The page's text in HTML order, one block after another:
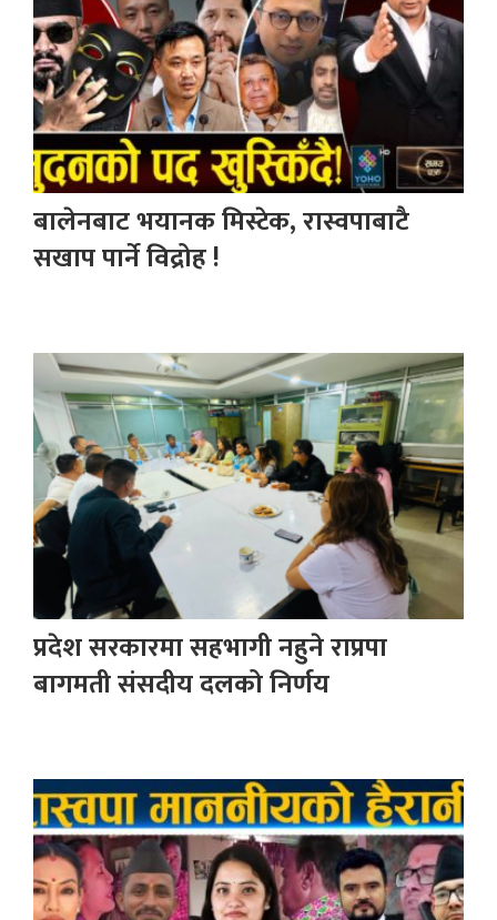
बालेनबाट भयानक मिस्टेक, रास्वपाबाटै
सखाप पार्ने विद्रोह !
प्रदेश सरकारमा सहभागी नहुने राप्रपा
बागमती संसदीय दलको निर्णय